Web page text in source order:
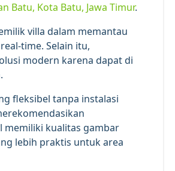
Batu, Kota Batu, Jawa Timur.
villa dalam memantau
time. Selain itu,
modern karena dapat di
fleksibel tanpa instalasi
memiliki kualitas gambar
lebih praktis untuk area